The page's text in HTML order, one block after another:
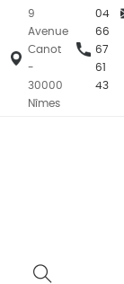
9
Avenue
Canot
-
30000
Nîmes
04
66
67
61
43